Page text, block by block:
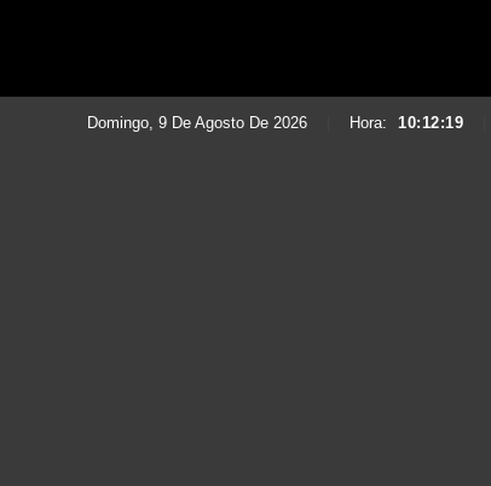
Domingo, 9 De Agosto De 2026 Hora: 10:12:20